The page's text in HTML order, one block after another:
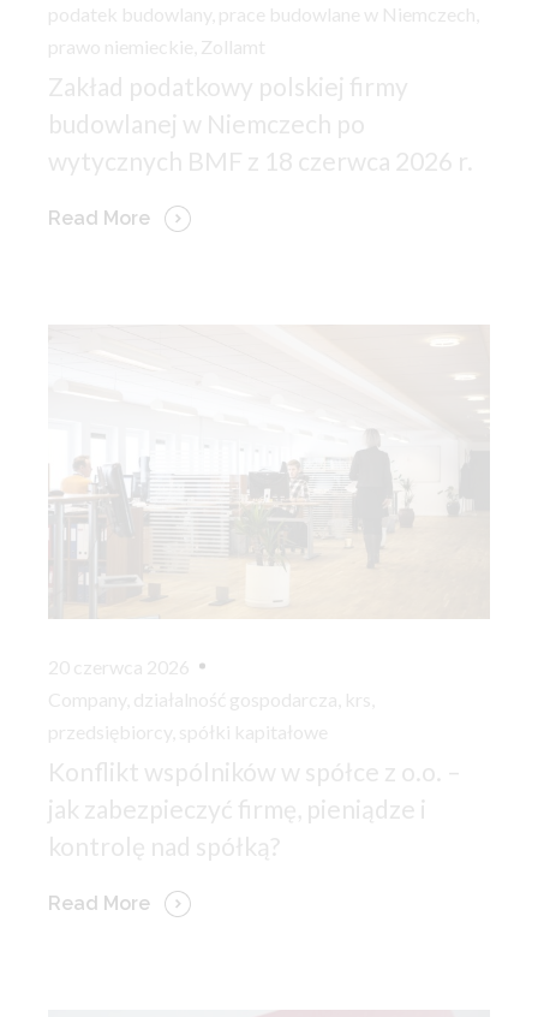
podatek budowlany prace budowlane w Niemczech
prawo niemieckie
Zollamt
Zakład podatkowy polskiej firmy
budowlanej w Niemczech po
wytycznych BMF z 18 czerwca 2026 r.
Read More
20 czerwca 2026
Company działalność gospodarcza krs
przedsiębiorcy
spółki kapitałowe
Konflikt wspólników w spółce z o.o. –
jak zabezpieczyć firmę, pieniądze i
kontrolę nad spółką?
Read More